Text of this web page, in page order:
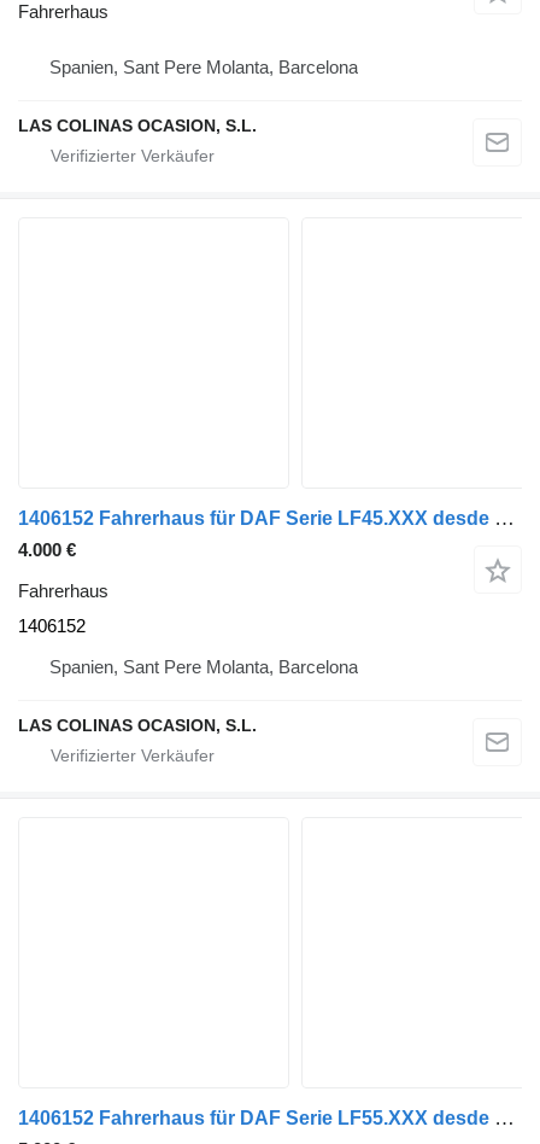
Fahrerhaus
Spanien, Sant Pere Molanta, Barcelona
LAS COLINAS OCASION, S.L.
1406152 Fahrerhaus für DAF Serie LF45.XXX desde 06 LKW
4.000 €
Fahrerhaus
1406152
Spanien, Sant Pere Molanta, Barcelona
LAS COLINAS OCASION, S.L.
1406152 Fahrerhaus für DAF Serie LF55.XXX desde 06 LKW